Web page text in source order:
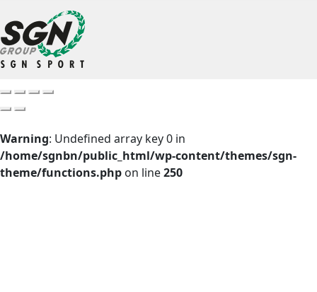
Warning: Undefined array key 0 in
/home/sgnbn/public_html/wp-content/themes/sgn-
theme/functions.php on line250